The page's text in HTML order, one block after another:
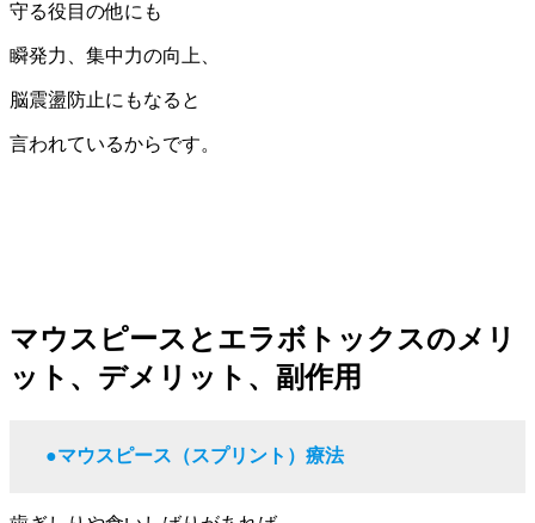
守る役目の他にも
瞬発力、集中力の向上、
脳震盪防止にもなると
言われているからです。
マウスピースとエラボトックスのメリ
ット、デメリット、副作用
●マウスピース（スプリント）療法